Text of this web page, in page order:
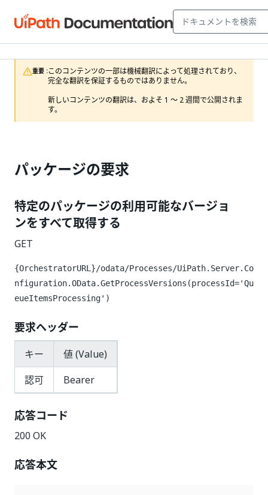
重要 :このコンテンツの一部は機械翻訳によって処理されており、
完全な翻訳を保証するものではありません。
新しいコンテンツの翻訳は、およそ 1 ～ 2 週間で公開されま
す。
パッケージの要求
特定のパッケージの利用可能なバージョ
ンをすべて取得する
GET
{OrchestratorURL}/odata/Processes/UiPath.Server.Co
nfiguration.OData.GetProcessVersions(processId='Qu
eueItemsProcessing')
要求ヘッダー
キー
値 (Value)
認可
Bearer
応答コード
200 OK
応答本文